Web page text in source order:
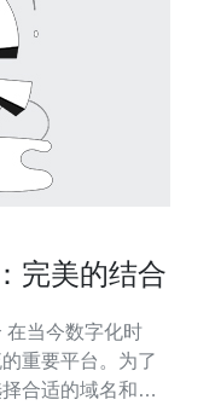
完美的结合
重要平台。为了
合适的域名和服